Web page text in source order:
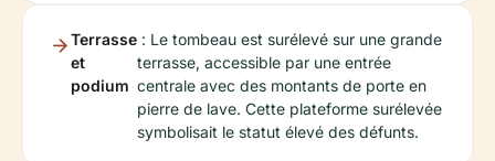
Terrasse
et
podium
: Le tombeau est surélevé sur une grande
terrasse, accessible par une entrée
centrale avec des montants de porte en
pierre de lave. Cette plateforme surélevée
symbolisait le statut élevé des défunts.